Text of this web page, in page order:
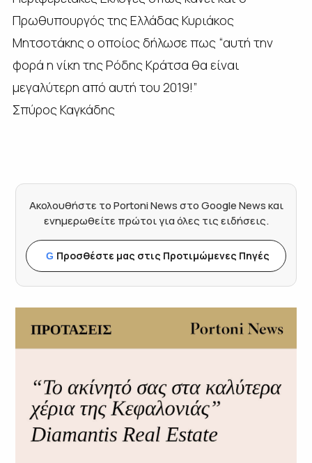
Πρωθυπουργός της Ελλάδας Κυριάκος
Μητσοτάκης ο οποίος δήλωσε πως “αυτή την
φορά η νίκη της Ρόδης Κράτσα θα είναι
μεγαλύτερη από αυτή του 2019!”
Σπύρος Καγκάδης
Ακολουθήστε το Portoni News στο Google News και
ενημερωθείτε πρώτοι για όλες τις ειδήσεις.
G Προσθέστε μας στις Προτιμώμενες Πηγές